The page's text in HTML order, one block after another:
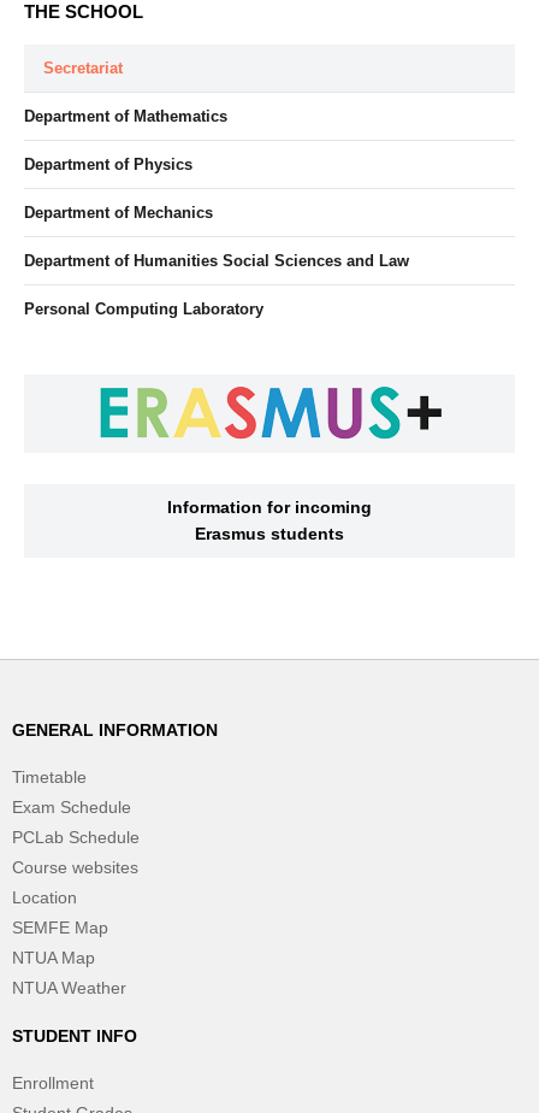
THE SCHOOL
Secretariat
Department of Mathematics
Department of Physics
Department of Mechanics
Department of Humanities Social Sciences and Law
Personal Computing Laboratory
Information for incoming
Erasmus students
GENERAL INFORMATION
Timetable
Exam Schedule
PCLab Schedule
Course websites
Location
SEMFE Map
NTUA Map
NTUA Weather
STUDENT INFO
Enrollment